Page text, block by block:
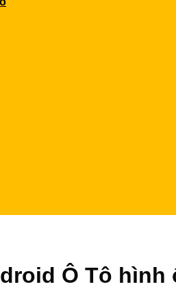
Ô Tô hình